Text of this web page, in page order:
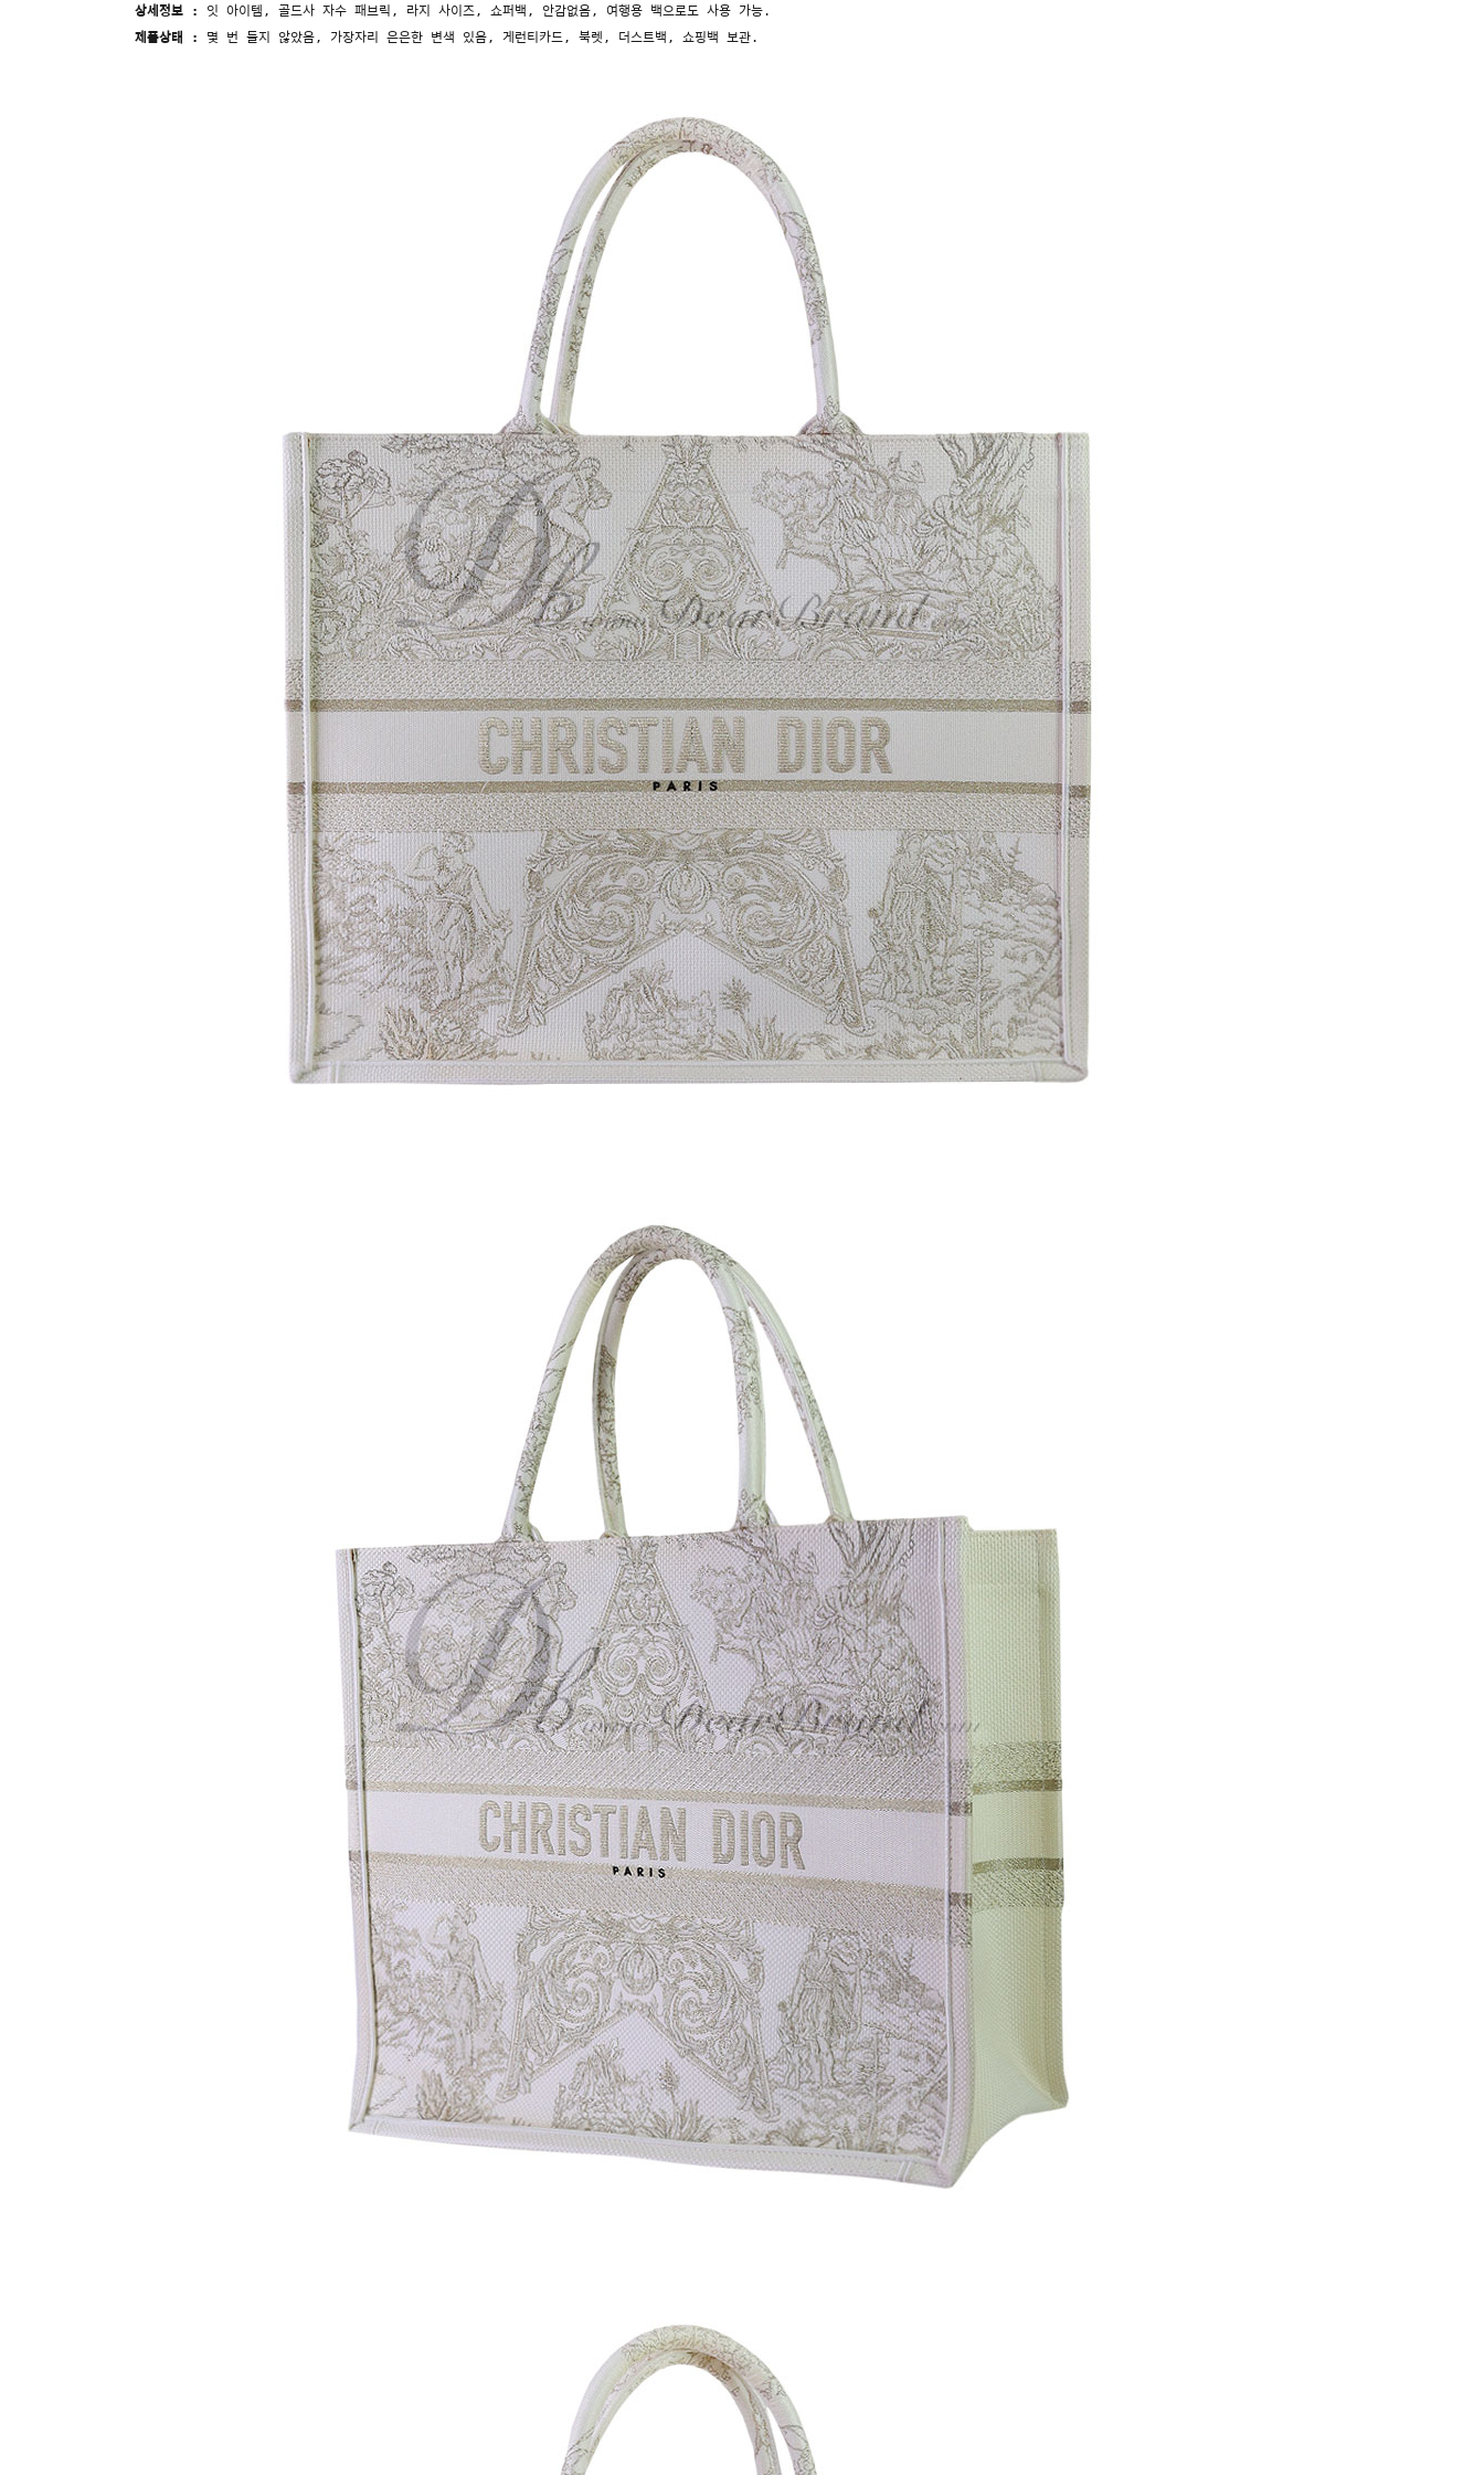
상세정보 : 잇 아이템,
골드사 자수 패브릭, 라지 사이즈, 쇼퍼백, 안감없음, 여행용 백으로도 사용 가능.
제품상태 :
몇 번 들지 않았음, 가장자리 은은한 변색 있음, 게런티카드, 북렛, 더스트백, 쇼핑백 보관.